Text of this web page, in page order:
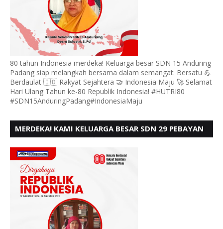
80 tahun Indonesia merdeka! Keluarga besar SDN 15 Anduring
Padang siap melangkah bersama dalam semangat: Bersatu 💪
Berdaulat 🇮🇩 Rakyat Sejahtera 🤝 Indonesia Maju 🚀 Selamat
Hari Ulang Tahun ke-80 Republik Indonesia! #HUTRI80
#SDN15AnduringPadang#IndonesiaMaju
MERDEKA! KAMI KELUARGA BESAR SDN 29 PEBAYAN
KE - 80